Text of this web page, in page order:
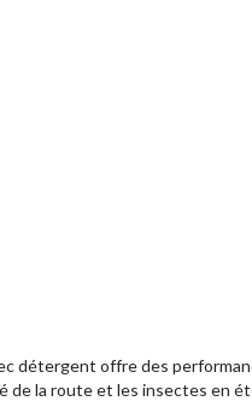
détergent offre des
de la route et les insectes en